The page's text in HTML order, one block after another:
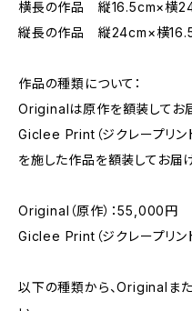
横長の作品 縦16.5cm×横
縦長の作品 縦24cm×横
作品の種類について：
Originalは原作を額装してお届
Giclee Print（ジクレープリン
を施した作品を額装してお届け
Original（原作）：55,000円
Giclee Print（ジクレープリン
以下の種類から、Originalま